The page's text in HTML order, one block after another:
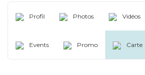
Profil Photos Vidéos
Events Promo Carte